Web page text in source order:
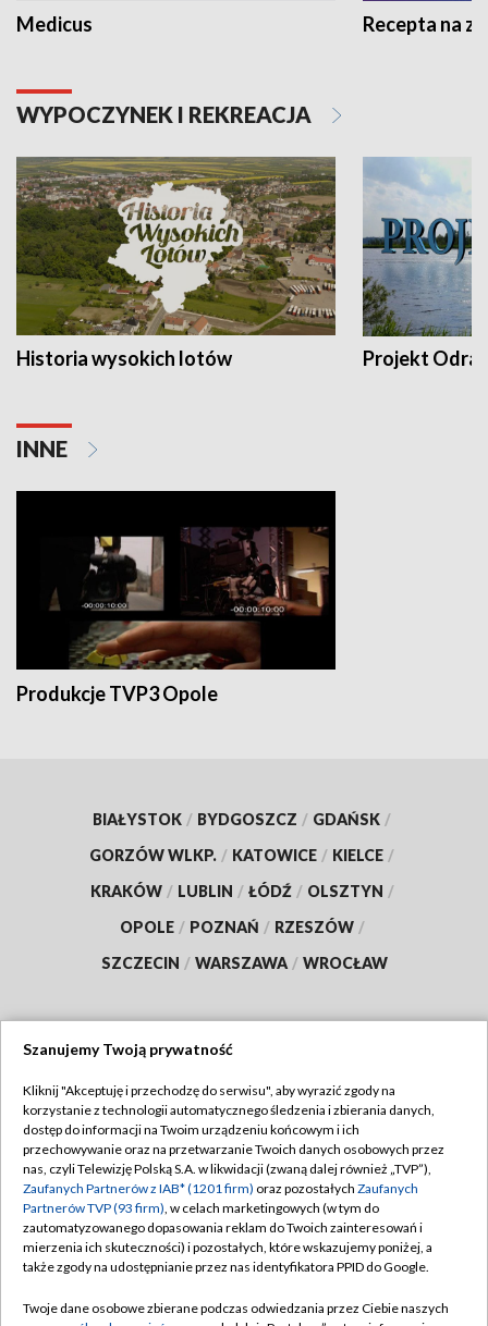
Medicus Recepta na
WYPOCZYNEK I REKREACJA
Historia wysokich lotów Projekt Odra
INNE
Produkcje TVP3 Opole
BIAŁYSTOK / BYDGOSZCZ / GDAŃSK /
GORZÓW WLKP. / KATOWICE / KIELCE /
KRAKÓW / LUBLIN / ŁÓDŹ / OLSZTYN /
OPOLE / POZNAŃ / RZESZÓW /
SZCZECIN / WARSZAWA / WROCŁAW
TVP
Abonament TVP
Emisja w TVP
Centrum informacji TVP
Naziemna Telewizja Cyfrowa
Regulamin TVP
Polityka prywatności
Moje zgody
Pomoc
Szanujemy Twoją prywatność
Kliknij "Akceptuję i przechodzę do serwisu", aby wyrazić zgody na
korzystanie z technologii automatycznego śledzenia i zbierania danych,
dostęp do informacji na Twoim urządzeniu końcowym i ich
przechowywanie oraz na przetwarzanie Twoich danych osobowych przez
nas, czyli Telewizję Polską S.A. w likwidacji (zwaną dalej również „TVP”),
Zaufanych Partnerów z IAB* (1201 firm) oraz pozostałych Zaufanych
Partnerów TVP (93 firm), w celach marketingowych (w tym do
zautomatyzowanego dopasowania reklam do Twoich zainteresowań i
mierzenia ich skuteczności) i pozostałych, które wskazujemy poniżej, a
także zgody na udostępnianie przez nas identyfikatora PPID do Google.
Twoje dane osobowe zbierane podczas odwiedzania przez Ciebie naszych